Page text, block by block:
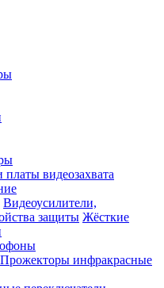
видеозахвата
Видеоусилители,
защиты Жёсткие
Прожекторы инфракрасные